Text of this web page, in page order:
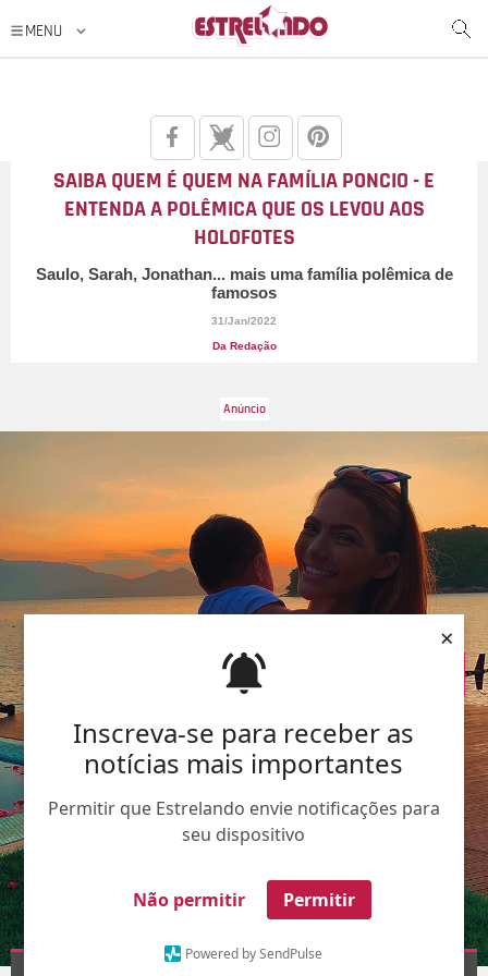
Inscreva-se para receber as
notícias mais importantes
Permitir que Estrelando envie notificações para
seu dispositivo
Não permitir Permitir
Powered by SendPulse
×
SAIBA QUEM É QUEM NA FAMÍLIA PONCIO - E
ENTENDA A POLÊMICA QUE OS LEVOU AOS
HOLOFOTES
Saulo, Sarah, Jonathan... mais uma família polêmica de
famosos
31/Jan/2022
Da Redação
Divulgação